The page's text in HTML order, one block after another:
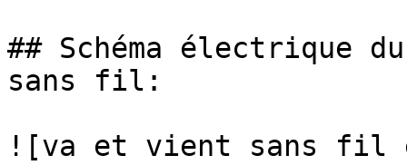
## Schéma électrique
sans fil:
![va et vient sans fil